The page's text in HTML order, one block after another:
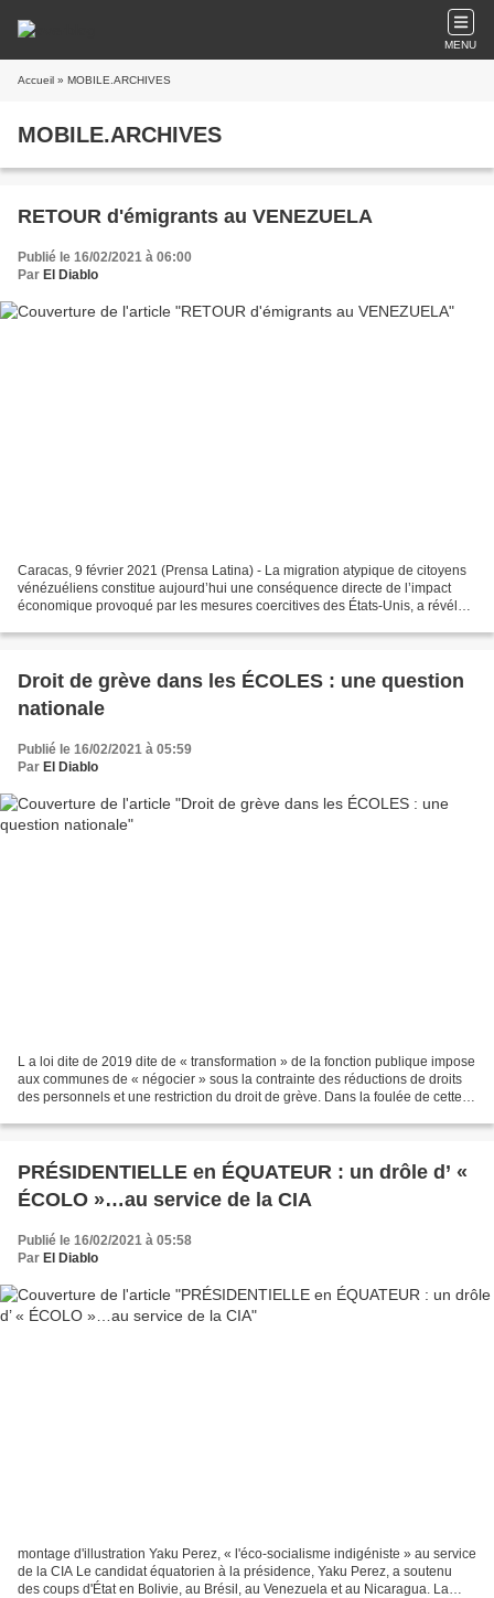
MENU
Accueil » MOBILE.ARCHIVES
MOBILE.ARCHIVES
RETOUR d'émigrants au VENEZUELA
Publié le 16/02/2021 à 06:00
Par El Diablo
Caracas, 9 février 2021 (Prensa Latina) - La migration atypique de citoyens
vénézuéliens constitue aujourd’hui une conséquence directe de l’impact
économique provoqué par les mesures coercitives des États-Unis, a révélé
Droit de grève dans les ÉCOLES : une question
nationale
Publié le 16/02/2021 à 05:59
Par El Diablo
L a loi dite de 2019 dite de « transformation » de la fonction publique impose
aux communes de « négocier » sous la contrainte des réductions de droits
des personnels et une restriction du droit de grève. Dans la foulée de cette
PRÉSIDENTIELLE en ÉQUATEUR : un drôle d’ «
ÉCOLO »…au service de la CIA
Publié le 16/02/2021 à 05:58
Par El Diablo
montage d'illustration Yaku Perez, « l'éco-socialisme indigéniste » au service
de la CIA Le candidat équatorien à la présidence, Yaku Perez, a soutenu
des coups d'État en Bolivie, au Brésil, au Venezuela et au Nicaragua. La